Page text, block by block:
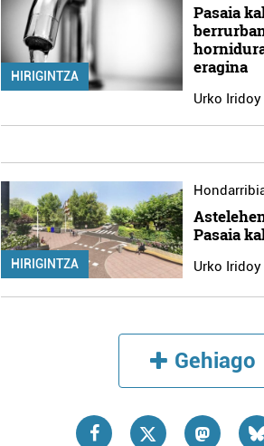
HIRIGINTZA
Pasaia
eragina
Urko
HIRIGINTZA
Pasaia
Urko
Gehiago